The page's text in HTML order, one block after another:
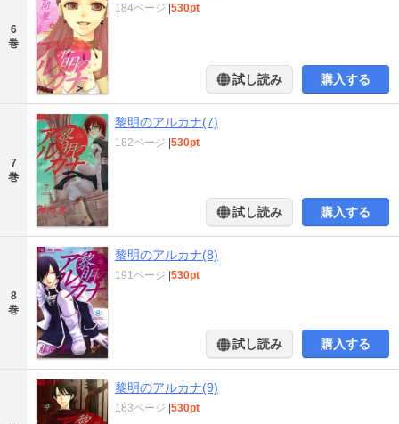
6
巻
184ページ |530pt
試し読み 購入する
7
巻
黎明のアルカナ(7)
182ページ |530pt
試し読み 購入する
8
巻
黎明のアルカナ(8)
191ページ |530pt
試し読み 購入する
黎明のアルカナ(9)
183ページ |530pt